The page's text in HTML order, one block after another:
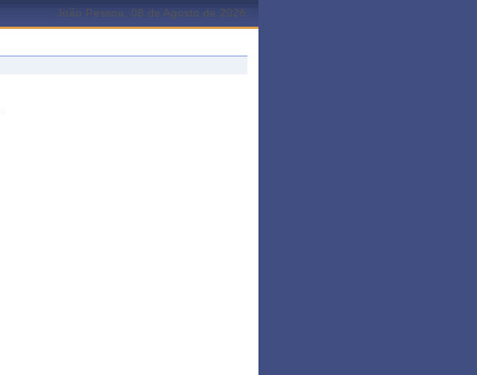
João Pessoa, 08 de Agosto de 2026